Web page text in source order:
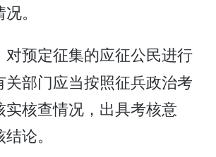
。
对预定征集的应征公民进行
关部门应当按照征兵政治考
实核查情况，出具考核意
论。